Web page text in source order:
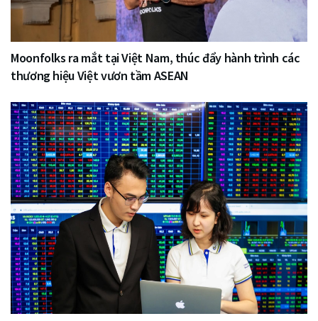
Moonfolks ra mắt tại Việt Nam, thúc đẩy hành trình các
thương hiệu Việt vươn tầm ASEAN